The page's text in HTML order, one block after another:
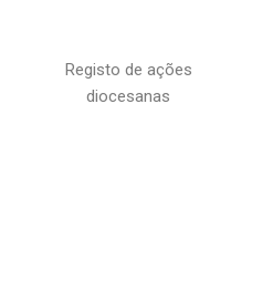
Registo de ações
diocesanas